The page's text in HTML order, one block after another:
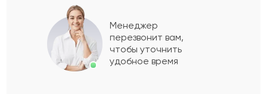
Береслава
Юнона
Менеджер
перезвонит вам,
чтобы уточнить
удобное время